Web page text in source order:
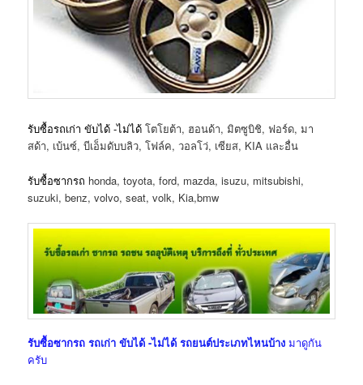
รับซื้อรถเก่า ขับได้ -ไม่ได้ โตโยต้า, ฮอนด้า, มิตซูบิชิ, ฟอร์ด, มา
สด้า, เบ้นซ์, บีเอ็มดับบลิว, โฟล์ค, วอลโว่, เซียส, KIA และอื่น
รับซื้อซากรถ honda, toyota, ford, mazda, isuzu, mitsubishi,
suzuki, benz, volvo, seat, volk, Kia,bmw
รับซื้อซากรถ รถเก่า ขับได้ -ไม่ได้ รถยนต์ประเภทไหนบ้าง มาดูกัน
ครับ